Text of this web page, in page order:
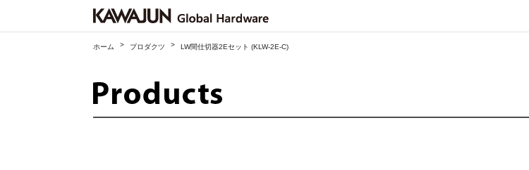
ホーム > プロダクツ > LW間仕切器2Eセット (KLW-2E-C)